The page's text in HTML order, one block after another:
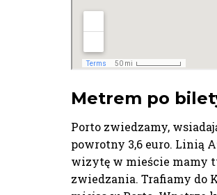
Metrem po
Porto zwiedzamy,
powrotny 3,6 euro. Linią
wizytę w mieście mamy
zwiedzania. Trafiamy do